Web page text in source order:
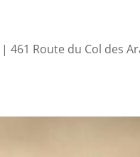
461 Route du Col des